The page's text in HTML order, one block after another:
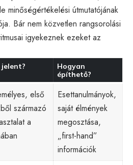
minőségértékelési útmutatójának
Bár nem közvetlen rangsorolási
igyekeznek ezeket az
Hogyan
építhető?
első
származó
a
Esettanulmányok,
saját élmények
megosztása,
„first-hand”
információk